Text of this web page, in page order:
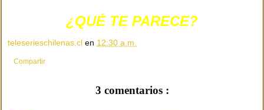
¿QUÉ TE PARECE?
teleserieschilenas.cl en 12:30 a.m.
Compartir
3 comentarios :